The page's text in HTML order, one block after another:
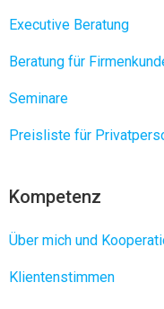
Executive Beratung
Beratung für
Seminare
Preisliste für
Kompetenz
Über mich und
Klientenstimmen